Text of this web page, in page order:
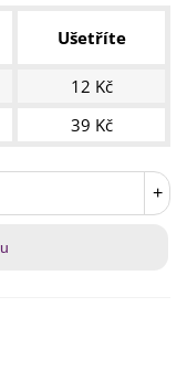
Ušetříte
12 Kč
39 Kč
+